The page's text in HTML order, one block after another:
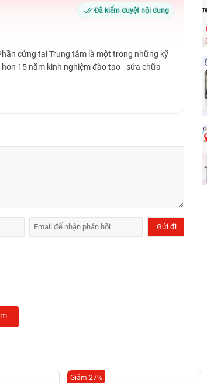
Đã kiểm duyệt nội dung
cứng tại Trung tâm là một trong những kỹ
15 năm kinh nghiệm đào tạo - sửa chữa
Giảm 27%